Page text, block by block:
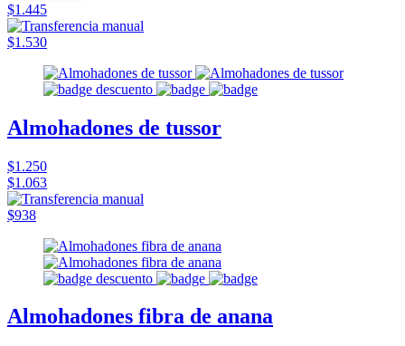
$1.445
$1.530
Almohadones de tussor
$1.250
$1.063
$938
Almohadones fibra de anana